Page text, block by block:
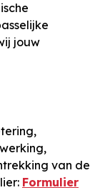
jouw
van de
Formulier